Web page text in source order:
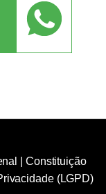
Constituição
(LGPD)